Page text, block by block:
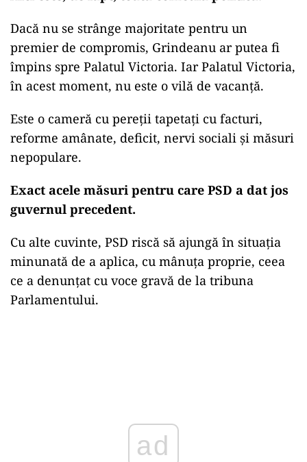
Dacă nu se strânge majoritate pentru un
premier de compromis, Grindeanu ar putea fi
împins spre Palatul Victoria. Iar Palatul Victoria,
în acest moment, nu este o vilă de vacanță.
Este o cameră cu pereții tapetați cu facturi,
reforme amânate, deficit, nervi sociali și măsuri
nepopulare.
Exact acele măsuri pentru care PSD a dat jos
guvernul precedent.
Cu alte cuvinte, PSD riscă să ajungă în situația
minunată de a aplica, cu mânuța proprie, ceea
ce a denunțat cu voce gravă de la tribuna
Parlamentului.
ad